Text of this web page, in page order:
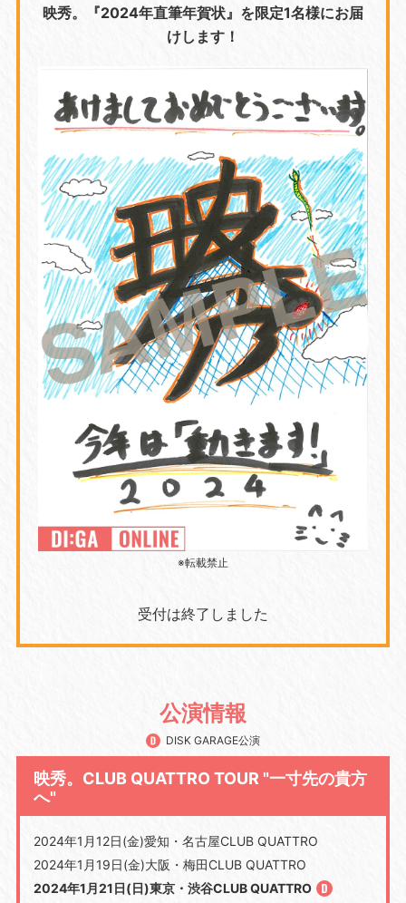
映秀。『2024年直筆年賀状』を限定1名様にお届
けします！
※転載禁止
受付は終了しました
公演情報
DISK GARAGE公演
映秀。CLUB QUATTRO TOUR "一寸先の貴方
へ"
2024年1月12日(金)愛知・名古屋CLUB QUATTRO
2024年1月19日(金)大阪・梅田CLUB QUATTRO
2024年1月21日(日)東京・渋谷CLUB QUATTRO